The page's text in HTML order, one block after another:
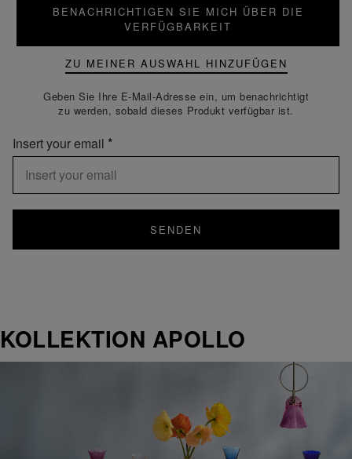
BENACHRICHTIGEN SIE MICH ÜBER DIE
VERFÜGBARKEIT
ZU MEINER AUSWAHL HINZUFÜGEN
Geben Sie Ihre E-Mail-Adresse ein, um benachrichtigt
zu werden, sobald dieses Produkt verfügbar ist.
Insert your email
SENDEN
KOLLEKTION APOLLO